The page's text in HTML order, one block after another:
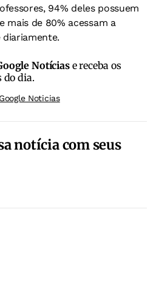
94% deles possuem
mais de 80% acessam a
Notíciase receba os
do dia.
Noticias
notícia com seus